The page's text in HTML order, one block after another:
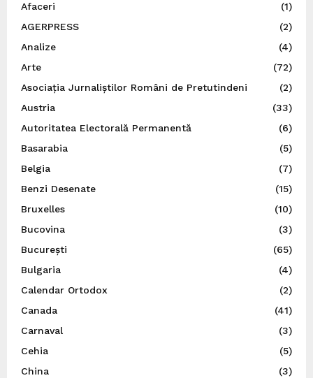
Afaceri
(1)
AGERPRESS
(2)
Analize
(4)
Arte
(72)
Asociația Jurnaliștilor Români de Pretutindeni
(2)
Austria
(33)
Autoritatea Electorală Permanentă
(6)
Basarabia
(5)
Belgia
(7)
Benzi Desenate
(15)
Bruxelles
(10)
Bucovina
(3)
București
(65)
Bulgaria
(4)
Calendar Ortodox
(2)
Canada
(41)
Carnaval
(3)
Cehia
(5)
China
(3)